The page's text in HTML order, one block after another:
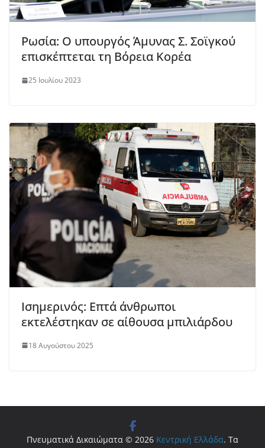
Ρωσία: Ο υπουργός Άμυνας Σ. Σοϊγκού
επισκέπτεται τη Βόρεια Κορέα
25 Ιουλίου 2023
Ισημερινός: Επτά άνθρωποι
εκτελέστηκαν σε αίθουσα μπιλιάρδου
18 Αυγούστου 2025
Πνευματικά Δικαιώματα © 2026 Κεντρική Ελλάδα. Τα